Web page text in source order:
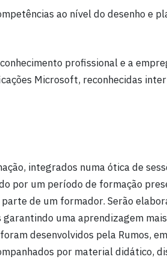
ao nível do desenho e
profissional e a
Microsoft, reconhecidas
integrados numa ótica de
por um período de formação
de um formador. Serão
uma aprendizagem
desenvolvidos pela Rumos,
por material didático,